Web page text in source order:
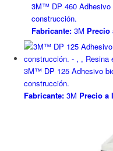
3M™ DP 460 Adhesivo
construcción.
Fabricante:3M Precio
3M™ DP 125 Adhesivo
construcción.
Fabricante:3M Precio a